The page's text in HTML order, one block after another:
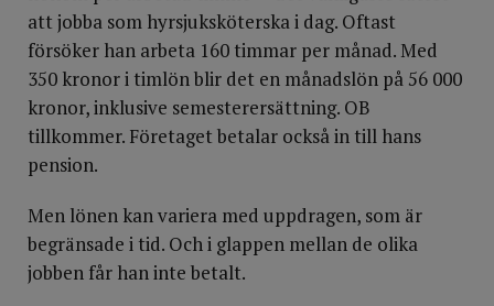
att jobba som hyrsjuksköterska i dag. Oftast
försöker han arbeta 160 timmar per månad. Med
350 kronor i timlön blir det en månadslön på 56 000
kronor, inklusive semesterersättning. OB
tillkommer. Företaget betalar också in till hans
pension.
Men lönen kan variera med uppdragen, som är
begränsade i tid. Och i glappen mellan de olika
jobben får han inte betalt.